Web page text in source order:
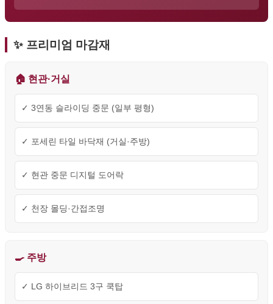
✨ 프리미엄 마감재
🏠 현관·거실
✓ 3연동 슬라이딩 중문 (일부 평형)
✓ 포세린 타일 바닥재 (거실·주방)
✓ 현관 중문 디지털 도어락
✓ 천장 몰딩·간접조명
🍳 주방
✓ LG 하이브리드 3구 쿡탑